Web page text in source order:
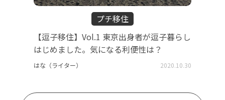
プチ移住
【逗子移住】Vol.1 東京出身者が逗子暮らし
はじめました。気になる利便性は？
はな（ライター） 2020.10.30